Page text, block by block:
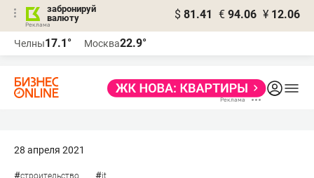
забронируй
валюту
$ 81.41 € 94.06 ¥ 12.06
Челны17.1° Москва22.9°
28 апреля 2021
#строительство #it